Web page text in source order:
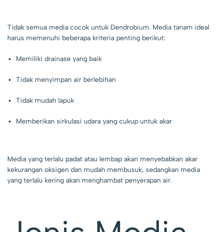
Tidak semua media cocok untuk Dendrobium. Media tanam ideal
harus memenuhi beberapa kriteria penting berikut:
Memiliki drainase yang baik
Tidak menyimpan air berlebihan
Tidak mudah lapuk
Memberikan sirkulasi udara yang cukup untuk akar
Media yang terlalu padat atau lembap akan menyebabkan akar
kekurangan oksigen dan mudah membusuk, sedangkan media
yang terlalu kering akan menghambat penyerapan air.